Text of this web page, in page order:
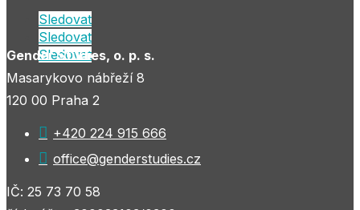
Sledovat
Sledovat
Sledovat
Gender Studies, o. p. s.
Masarykovo nábřeží 8
120 00 Praha 2
 +420 224 915 666
 office@genderstudies.cz
IČ: 25 73 70 58